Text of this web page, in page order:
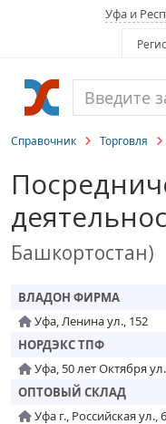
Уфа и
Справочник Торговля
Башкортостан)
ВЛАДОН ФИРМА
Уфа, Ленина ул., 152
НОРДЭКС ТПФ
Уфа, 50 лет Октября
ОПТОВЫЙ СКЛАД
Уфа г., Российская ул.,